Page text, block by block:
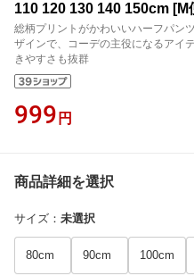
110 120 130 140 150cm [M
総柄プリントがかわいいハーフパン
ザインで、コーデの主役になるアイ
きやすさも抜群
999 円
商品詳細を選択
サイズ ： 未選択
80cm 90cm 100cm